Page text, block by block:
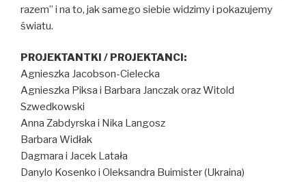
razem” i na to, jak samego siebie widzimy i pokazujemy
światu.
PROJEKTANTKI / PROJEKTANCI:
Agnieszka Jacobson-Cielecka
Agnieszka Piksa i Barbara Janczak oraz Witold
Szwedkowski
Anna Zabdyrska i Nika Langosz
Barbara Widłak
Dagmara i Jacek Latała
Danylo Kosenko i Oleksandra Buimister (Ukraina)